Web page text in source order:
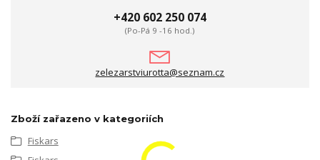
+420 602 250 074
(Po-Pá 9 -16 hod.)
zelezarstviurotta@seznam.cz
Zboží zařazeno v kategoriích
Fiskars